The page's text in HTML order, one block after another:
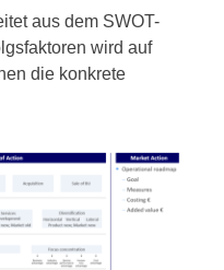
aus dem SWOT-
wird auf
die konkrete